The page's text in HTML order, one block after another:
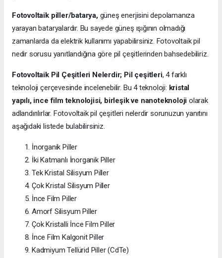
Fotovoltaik piller/batarya,güneş enerjisini depolamanıza
yarayan bataryalardır. Bu sayede güneş ışığının olmadığı
zamanlarda da elektrik kullanımı yapabilirsiniz. Fotovoltaik pil
nedir sorusu yanıtlandığına göre pil çeşitlerinden bahsedebiliriz.
Fotovoltaik Pil Çeşitleri Nelerdir; Pil çeşitleri, 4 farklı
teknoloji çerçevesinde incelenebilir. Bu 4 teknoloji: kristal
yapılı, ince film teknolojisi, birleşik ve nanoteknoloji olarak
adlandırılırlar. Fotovoltaik pil çeşitleri nelerdir sorunuzun yanıtını
aşağıdaki listede bulabilirsiniz.
İnorganik Piller
İki Katmanlı İnorganik Piller
Tek Kristal Silisyum Piller
Çok Kristal Silisyum Piller
İnce Film Piller
Amorf Silisyum Piller
Çok Kristalli İnce Film Piller
İnce Film Kalgonit Piller
Kadmiyum Tellürid Piller (CdTe)